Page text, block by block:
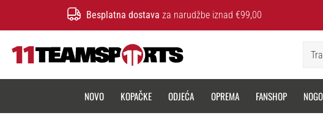
Besplatna dostava za narudžbe iznad €99,00
NOVO KOPAČKE ODJEĆA OPREMA FANSHOP